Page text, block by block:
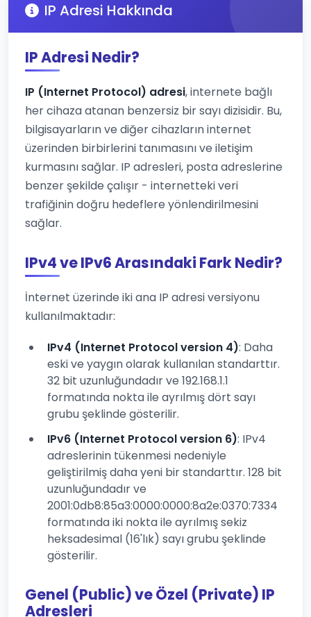
IP Adresi Hakkında
IP Adresi Nedir?
IP (Internet Protocol) adresi, internete bağlı
her cihaza atanan benzersiz bir sayı dizisidir. Bu,
bilgisayarların ve diğer cihazların internet
üzerinden birbirlerini tanımasını ve iletişim
kurmasını sağlar. IP adresleri, posta adreslerine
benzer şekilde çalışır - internetteki veri
trafiğinin doğru hedeflere yönlendirilmesini
sağlar.
IPv4 ve IPv6 Arasındaki Fark Nedir?
İnternet üzerinde iki ana IP adresi versiyonu
kullanılmaktadır:
IPv4 (Internet Protocol version 4): Daha
eski ve yaygın olarak kullanılan standarttır.
32 bit uzunluğundadır ve 192.168.1.1
formatında nokta ile ayrılmış dört sayı
grubu şeklinde gösterilir.
IPv6 (Internet Protocol version 6): IPv4
adreslerinin tükenmesi nedeniyle
geliştirilmiş daha yeni bir standarttır. 128 bit
uzunluğundadır ve
2001:0db8:85a3:0000:0000:8a2e:0370:7334
formatında iki nokta ile ayrılmış sekiz
heksadesimal (16'lık) sayı grubu şeklinde
gösterilir.
Genel (Public) ve Özel (Private) IP
Adresleri